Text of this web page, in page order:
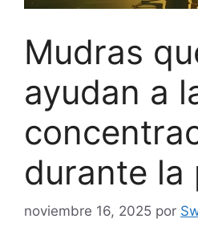
Mudras
ayudan a
durante la
noviembre 16, 2025 por